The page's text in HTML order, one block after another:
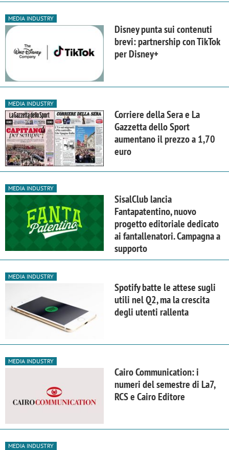
MEDIA INDUSTRY
Disney punta sui contenuti
brevi: partnership con TikTok
per Disney+
MEDIA INDUSTRY
Corriere della Sera e La
Gazzetta dello Sport
aumentano il prezzo a 1,70
euro
MEDIA INDUSTRY
SisalClub lancia
Fantapatentino, nuovo
progetto editoriale dedicato
ai fantallenatori. Campagna a
supporto
MEDIA INDUSTRY
Spotify batte le attese sugli
utili nel Q2, ma la crescita
degli utenti rallenta
MEDIA INDUSTRY
Cairo Communication: i
numeri del semestre di La7,
RCS e Cairo Editore
MEDIA INDUSTRY